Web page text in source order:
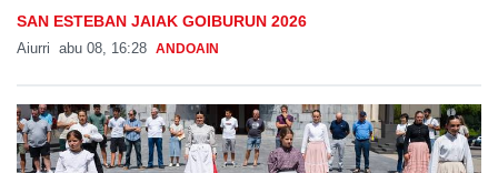
SAN ESTEBAN JAIAK GOIBURUN 2026
Aiurri abu 08, 16:28 ANDOAIN